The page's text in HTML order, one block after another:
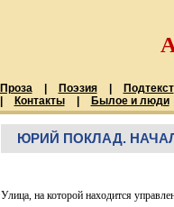
Проза Поэзия
Подтекст
Контакты Былое и люди
ЮРИЙ ПОКЛАД.
Улица, на которой находится